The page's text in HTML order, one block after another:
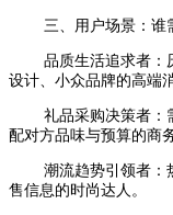
三、用户场景：谁
品质生活追求者：
设计、小众品牌的高端
礼品采购决策者：
配对方品味与预算的商
潮流趋势引领者：
售信息的时尚达人。